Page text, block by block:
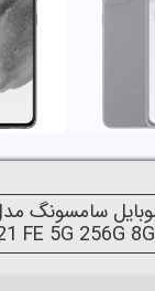
FE 5G 256G 8G